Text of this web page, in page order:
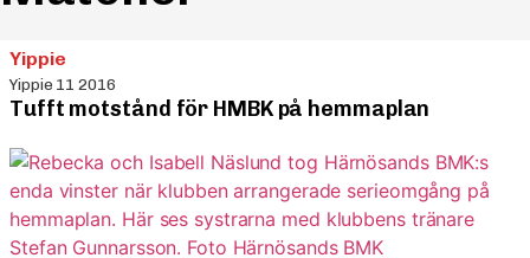
Yippie
Yippie 11 2016
Tufft motstånd för HMBK på hemmaplan